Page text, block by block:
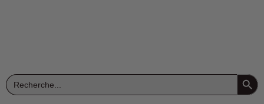
Search
for:
Search Button